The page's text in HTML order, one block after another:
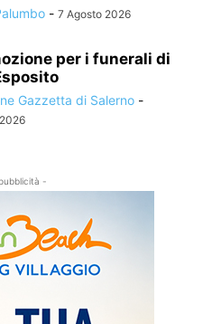
- 7 Agosto 2026
per i funerali di
Gazzetta di Salerno -
-